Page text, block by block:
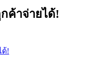
ค้าจ่ายได้!